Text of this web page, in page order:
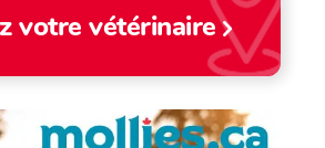
votre vétérinaire